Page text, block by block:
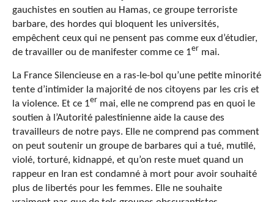
gauchistes en soutien au Hamas, ce groupe terroriste
barbare, des hordes qui bloquent les universités,
empêchent ceux qui ne pensent pas comme eux d’étudier,
de travailler ou de manifester comme ce 1er mai.
La France Silencieuse en a ras-le-bol qu’une petite minorité
tente d’intimider la majorité de nos citoyens par les cris et
la violence. Et ce 1er mai, elle ne comprend pas en quoi le
soutien à l’Autorité palestinienne aide la cause des
travailleurs de notre pays. Elle ne comprend pas comment
on peut soutenir un groupe de barbares qui a tué, mutilé,
violé, torturé, kidnappé, et qu’on reste muet quand un
rappeur en Iran est condamné à mort pour avoir souhaité
plus de libertés pour les femmes. Elle ne souhaite